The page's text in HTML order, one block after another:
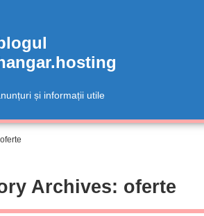
și informații utile
oferte
Archives: oferte